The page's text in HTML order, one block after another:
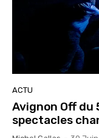
ACTU
Avignon Off du
spectacles